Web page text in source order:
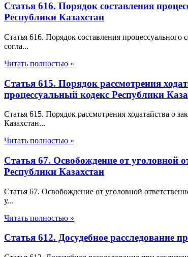
Статья 616. Порядок составления
Республики Казахстан
Статья 616. Порядок составления
согла...
Читать полностью »
Статья 615. Порядок рассмотрения
процессуальный кодекс Республики
Статья 615. Порядок рассмотрения ходатайства о
Казахстан...
Читать полностью »
Статья 67. Освобождение от уголовной
Республики Казахстан
Статья 67. Освобождение от уголовной
у...
Читать полностью »
Статья 612. Досудебное расследование